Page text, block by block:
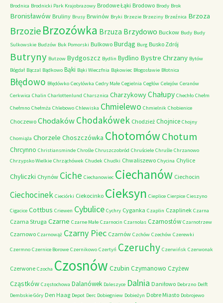
Brodnica Brodnicki Park Krajobrazowy Brodowe Łąki Brodowo Brody Brok
Bronisławów Bruliny Brusy Brwinów Bryki Brzezie Brzeziny Brzeźnica Brzoza
Brzozie Brzozówka Brzuza Brzydowo Buckow Budy Budy
Sulkowskie Budzów Buk Pomorski Bulkowo Burdąg Burg Busko Zdrój
Butryny Butzow Bydgoszcz Bydlin Bydlino Bystre Chrzany Bytów
Bógdał Bączal Bądkowo Bąki Bąki Wieczfnia Bąkowiec Błogosławie Błotnica
Błędowo Błędówko Cecylówka Cedry Małe Cegielnia Cegłów Celejów Ceranów
Cerkwica Chalin Charlottenlund Charsznica CharzykowyChałupy Chechło Chełm
Chełmno Chełmża Chlebowo Chlewiska Chmielewo Chmielnik Chobienice
Choczewo ChodakówChodakówek Chodzież Chojnice Chojny
Chomiąża Chorzele Choszczówka ChotomówChotum
Chrcynno Christiansminde Chrośle Chruszczobród Chruściele Chruśle Chrzanowo
Chrzypsko Wielkie Chrząchówek Chudek Chudki Chwaliszewo Chycina Chylice
Chyliczki Chynów Ciche Ciechanowiec Ciechanów Ciechocin
Ciechocinek Cieciórki Ciekocinko Cieksyn Cieplice Cierpice Cieszyno
Cigacice Cottbus Criewen Cybulice Cychry Cyganka Czaplin Czaplinek Czarna
Czarna Struga Czarne Czarne Małe Czarnocin Czarnolas Czarnostów Czarnotrzew
Czarnowo Czarnowąż Czarny Piec Czarnów Czchów Czechów Czerewki
Czermno Czernice Borowe Czernikowo Czertyń Czeruchy Czerwińsk Czerwonak
Czerwone Czocha Czosnów Czubin Czymanowo Czyżew
Cząstków Częstochowa Dalanówek Daleszyce Dalnia Daniłowo Debrzno Delft
Dembskie Góry Den Haag Depot Derc Dobiegniew Dobieżyn Dobre Miasto Dobrojewo